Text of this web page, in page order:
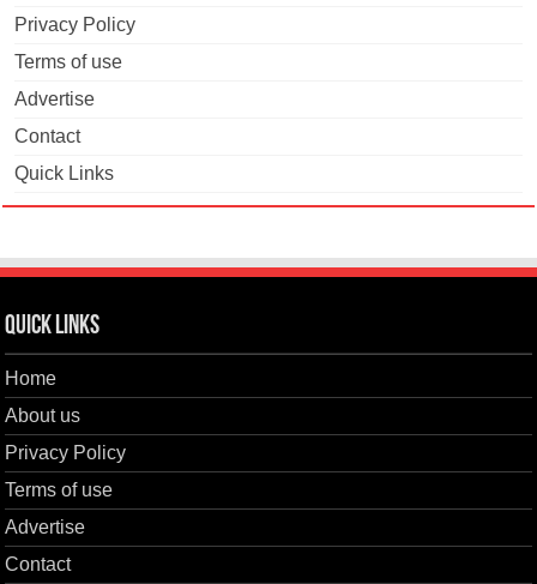
Privacy Policy
Terms of use
Advertise
Contact
Quick Links
Quick Links
Home
About us
Privacy Policy
Terms of use
Advertise
Contact